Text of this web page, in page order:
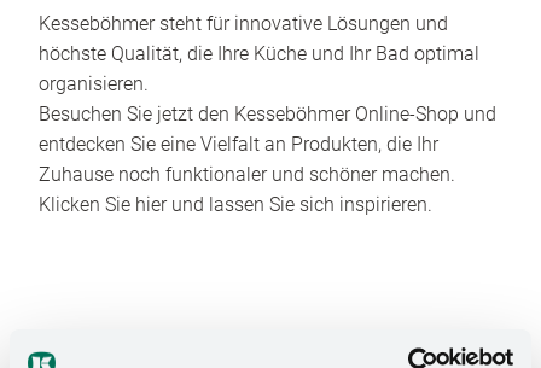
Kesseböhmer steht für innovative Lösungen und
höchste Qualität, die Ihre Küche und Ihr Bad optimal
organisieren.
Besuchen Sie jetzt den Kesseböhmer Online-Shop und
entdecken Sie eine Vielfalt an Produkten, die Ihr
Zuhause noch funktionaler und schöner machen.
Klicken Sie hier und lassen Sie sich inspirieren.